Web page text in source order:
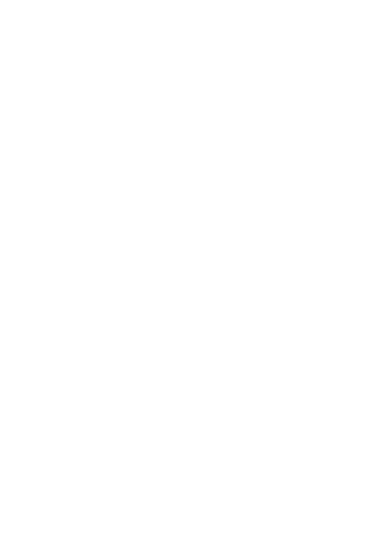
war auch anders. Mit kleine
lernt er auch mit Menschen im
zu wenig Sicherheit. Denn er zeigte